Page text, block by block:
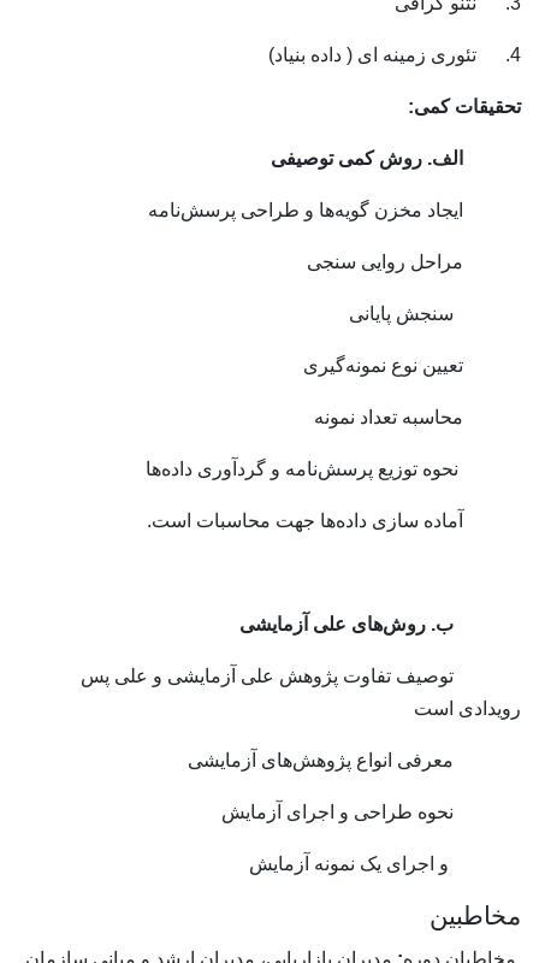
کمی:
روش کمی توصیفی
مخزن گویه‌ها و طراحی پرسش‌نامه
روایی سنجی
پایانی
نوع نمونه‌گیری
تعداد نمونه
توزیع پرسش‌نامه و گردآوری داده‌ها
سازی داده‌ها جهت محاسبات است.
روش‌های علی آزمایشی
تفاوت پژوهش علی آزمایشی و علی پس
است
انواع پژوهش‌های آزمایشی
طراحی و اجرای آزمایش
اجرای یک نمونه آزمایش
مخاطبان دوره: مدیران بازاریابی، مدیران ارشد و میانی سازمان